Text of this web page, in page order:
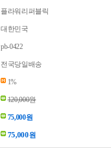
플라워리퍼블릭
대한민국
pb-0422
전국당일배송
1%
120,000원
75,000원
75,000원